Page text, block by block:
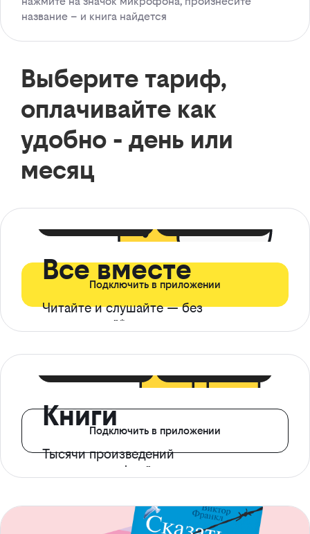
название – и книга найдется
Выберите тариф,
оплачивайте как
удобно - день или
месяц
Все вместе
Читайте и слушайте — без
ограничений*
Подключить в приложении
Книги
Тысячи произведений
с доступом офлайн
Подключить в приложении